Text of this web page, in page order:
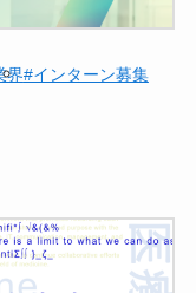
界#インターン募集